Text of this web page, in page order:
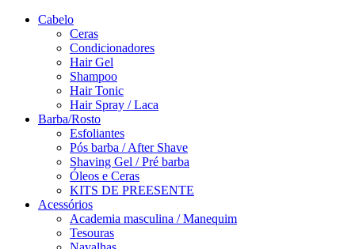
Cabelo
Ceras
Condicionadores
Hair Gel
Shampoo
Hair Tonic
Hair Spray / Laca
Barba/Rosto
Esfoliantes
Pós barba / After Shave
Shaving Gel / Pré barba
Óleos e Ceras
KITS DE PREESENTE
Acessórios
Academia masculina / Manequim
Tesouras